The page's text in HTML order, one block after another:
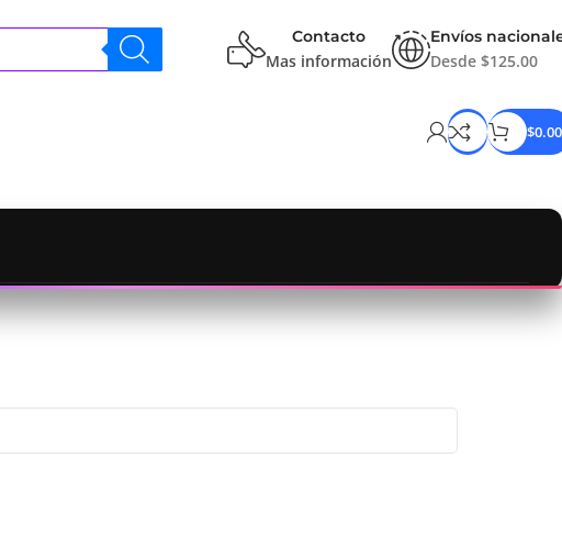
Contacto
Mas información
Envíos
Desde $125.00
$0.00